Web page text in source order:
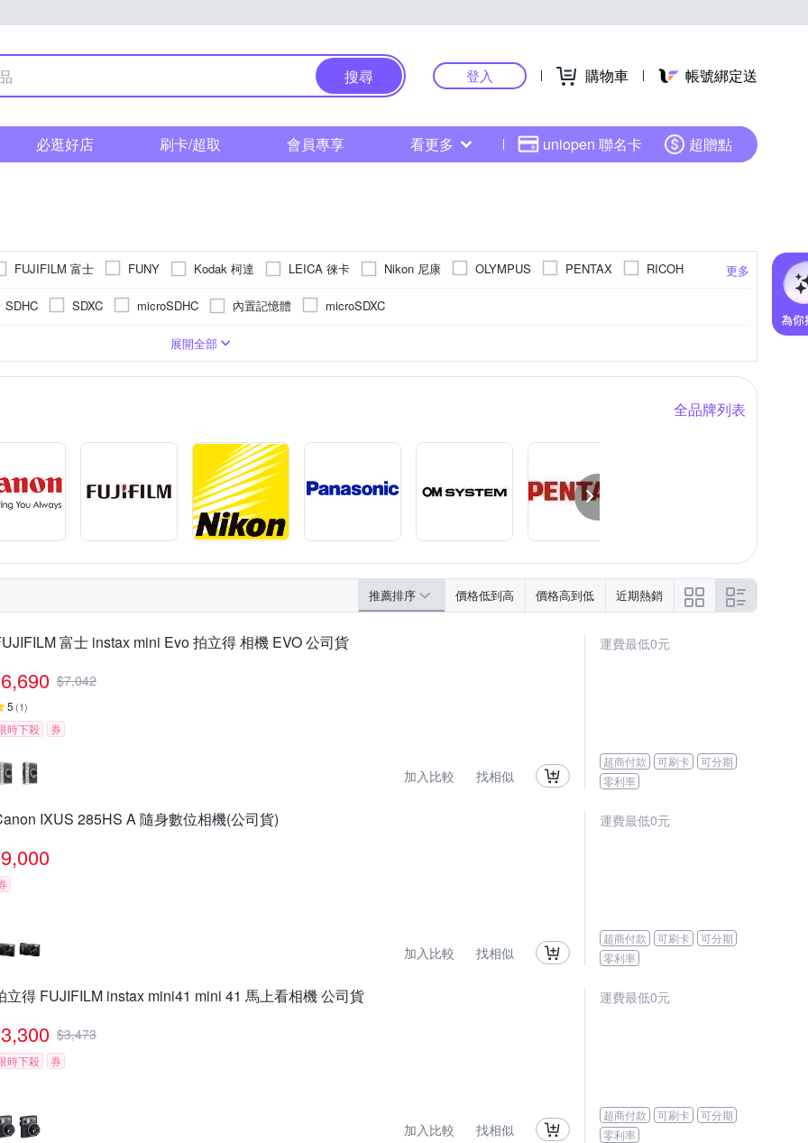
搜尋 登入 購物車 帳號綁定送
必逛好店 刷卡/超取 會員專享 看更多 uniopen 聯名卡 超贈點
更多
FUJIFILM 富士 FUNY Kodak 柯達 LEICA 徠卡 Nikon 尼康 OLYMPUS PENTAX
RICOH
尼
YOMIX 優迷 其他品牌
SDHC SDXC microSDHC 內置記憶體
microSDXC
無
1200萬~1600萬像素
可觸控式螢幕
即可拍 單眼
CMOS
8~20倍變焦鏡頭
展開全部
全品牌列表
推薦排序 價格低到高 價格高到低 近期熱銷
富士 instax mini Evo 拍立得 相機 EVO 公司貨
6,690 $7,042
5 (1)
時下殺 券
加入比較 找相似
運費最低0元
超商付款 可刷卡
可分期
零利率
IXUS 285HS A 隨身數位相機(公司貨)
9,000
加入比較 找相似
運費最低0元
超商付款 可刷卡
可分期
零利率
立得 FUJIFILM instax mini41 mini 41 馬上看相機 公司貨
3,300 $3,473
時下殺 券
加入比較 找相似
運費最低0元
超商付款 可刷卡
可分期
零利率